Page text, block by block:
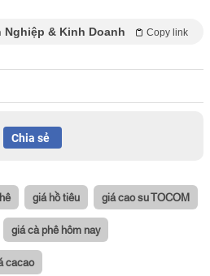
Nghiệp & Kinh Doanh Copy link
Chia sẻ
giá hồ tiêu giá cao su TOCOM
giá cà phê hôm nay
cacao